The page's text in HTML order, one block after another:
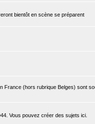
bientôt en scène se préparent
France (hors rubrique Belges) sont
Vous pouvez créer des sujets ici.